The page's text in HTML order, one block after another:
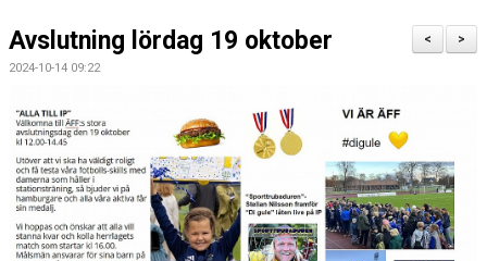
KONTAKT
>
<
Avslutning lördag 19 oktober
2024-10-14 09:22